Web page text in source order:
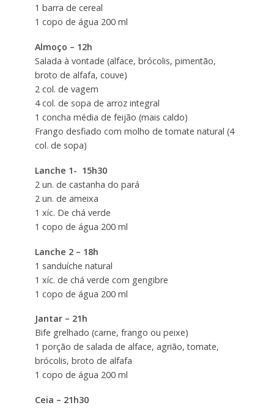
1 barra de cereal
1 copo de água 200 ml
Almoço – 12h
Salada à vontade (alface, brócolis, pimentão,
broto de alfafa, couve)
2 col. de vagem
4 col. de sopa de arroz integral
1 concha média de feijão (mais caldo)
Frango desfiado com molho de tomate natural (4
col. de sopa)
Lanche 1- 15h30
2 un. de castanha do pará
2 un. de ameixa
1 xíc. De chá verde
1 copo de água 200 ml
Lanche 2 – 18h
1 sanduíche natural
1 xíc. de chá verde com gengibre
1 copo de água 200 ml
Jantar – 21h
Bife grelhado (carne, frango ou peixe)
1 porção de salada de alface, agrião, tomate,
brócolis, broto de alfafa
1 copo de água 200 ml
Ceia – 21h30